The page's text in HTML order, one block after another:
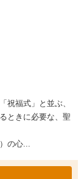
祝福式」と並ぶ、
ときに必要な、聖
の心...